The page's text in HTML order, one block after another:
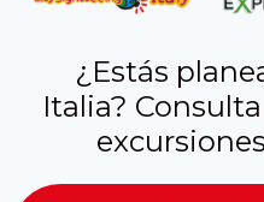
¿Estás
Italia?